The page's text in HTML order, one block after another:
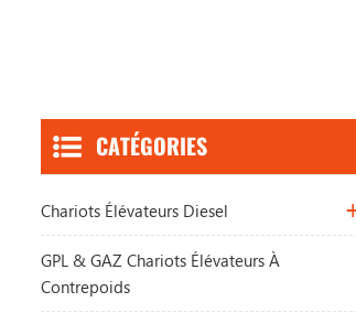
CATÉGORIES
Chariots Élévateurs Diesel
GPL & GAZ Chariots Élévateurs À
Contrepoids